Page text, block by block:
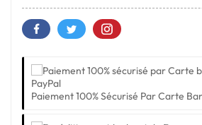
Paiement 100% Sécurisé Par Carte